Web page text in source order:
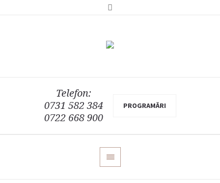
Telefon:
0731 582 384
0722 668 900
PROGRAMĂRI